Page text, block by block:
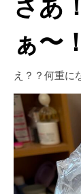
ぁ〜
え？？何重に